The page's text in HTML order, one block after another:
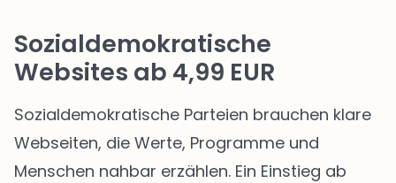
Sozialdemokratische
Websites ab 4,99 EUR
Sozialdemokratische Parteien brauchen klare
Webseiten, die Werte, Programme und
Menschen nahbar erzählen. Ein Einstieg ab